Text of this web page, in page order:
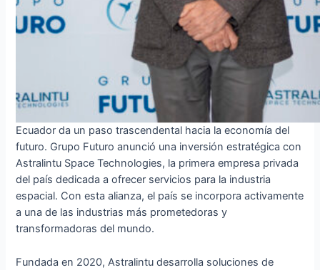
Ecuador da un paso trascendental hacia la economía del
futuro. Grupo Futuro anunció una inversión estratégica con
Astralintu Space Technologies, la primera empresa privada
del país dedicada a ofrecer servicios para la industria
espacial. Con esta alianza, el país se incorpora activamente
a una de las industrias más prometedoras y
transformadoras del mundo.
Fundada en 2020, Astralintu desarrolla soluciones de